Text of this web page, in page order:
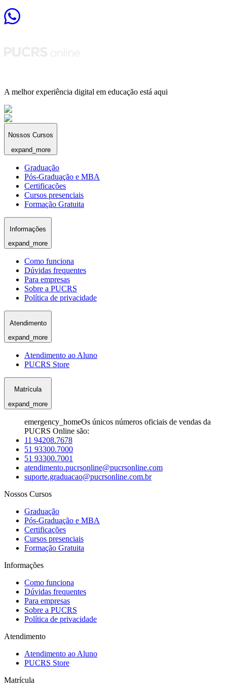
A melhor experiência digital em educação está aqui
Nossos Cursos
expand_more
Graduação
Pós-Graduação e MBA
Certificações
Cursos presenciais
Formação Gratuita
Informações
expand_more
Como funciona
Dúvidas frequentes
Para empresas
Sobre a PUCRS
Política de privacidade
Atendimento
expand_more
Atendimento ao Aluno
PUCRS Store
Matrícula
expand_more
emergency_homeOs únicos números oficiais de vendas da
PUCRS Online são:
11 94208.7678
51 93300.7000
51 93300.7001
atendimento.pucrsonline@pucrsonline.com
suporte.graduacao@pucrsonline.com.br
Nossos Cursos
Graduação
Pós-Graduação e MBA
Certificações
Cursos presenciais
Formação Gratuita
Informações
Como funciona
Dúvidas frequentes
Para empresas
Sobre a PUCRS
Política de privacidade
Atendimento
Atendimento ao Aluno
PUCRS Store
Matrícula